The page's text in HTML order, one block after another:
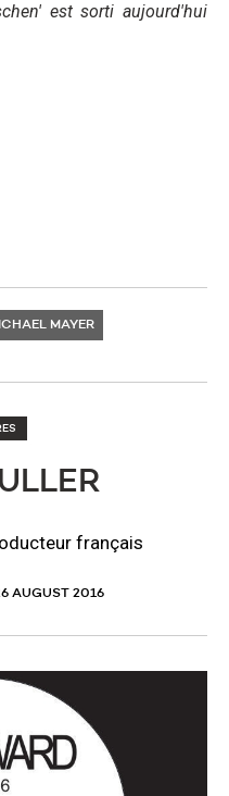
est sorti aujourd'hui
MAYER
français
AUGUST 2016